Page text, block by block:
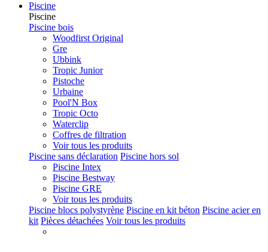
Piscine
Piscine
Piscine bois
Woodfirst Original
Gre
Ubbink
Tropic Junior
Pistoche
Urbaine
Pool'N Box
Tropic Octo
Waterclip
Coffres de filtration
Voir tous les produits
Piscine sans déclaration Piscine hors sol
Piscine Intex
Piscine Bestway
Piscine GRE
Voir tous les produits
Piscine blocs polystyrène Piscine en kit béton Piscine acier en
kit Pièces détachées Voir tous les produits